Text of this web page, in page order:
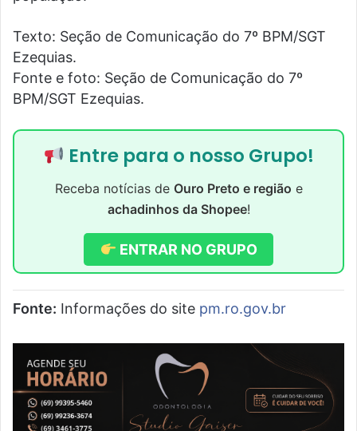
Texto: Seção de Comunicação do 7º BPM/SGT
Ezequias.
Fonte e foto: Seção de Comunicação do 7º
BPM/SGT Ezequias.
Entre para o nosso Grupo!
Receba notícias de Ouro Preto e região e
achadinhos da Shopee!
ENTRAR NO GRUPO
Fonte: Informações do site pm.ro.gov.br